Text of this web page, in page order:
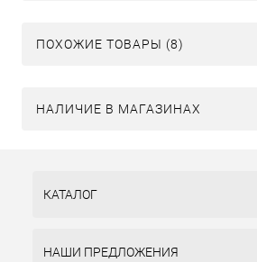
ПОХОЖИЕ ТОВАРЫ (8)
НАЛИЧИЕ В МАГАЗИНАХ
КАТАЛОГ
НАШИ ПРЕДЛОЖЕНИЯ